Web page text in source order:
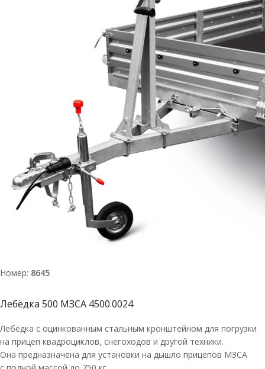
Номер: 8645
Лебёдка 500 МЗСА 4500.0024
Лебёдка с оцинкованным стальным кронштейном для погрузки
на прицеп квадроциклов, снегоходов и другой техники.
Она предназначена для установки на дышло прицепов МЗСА